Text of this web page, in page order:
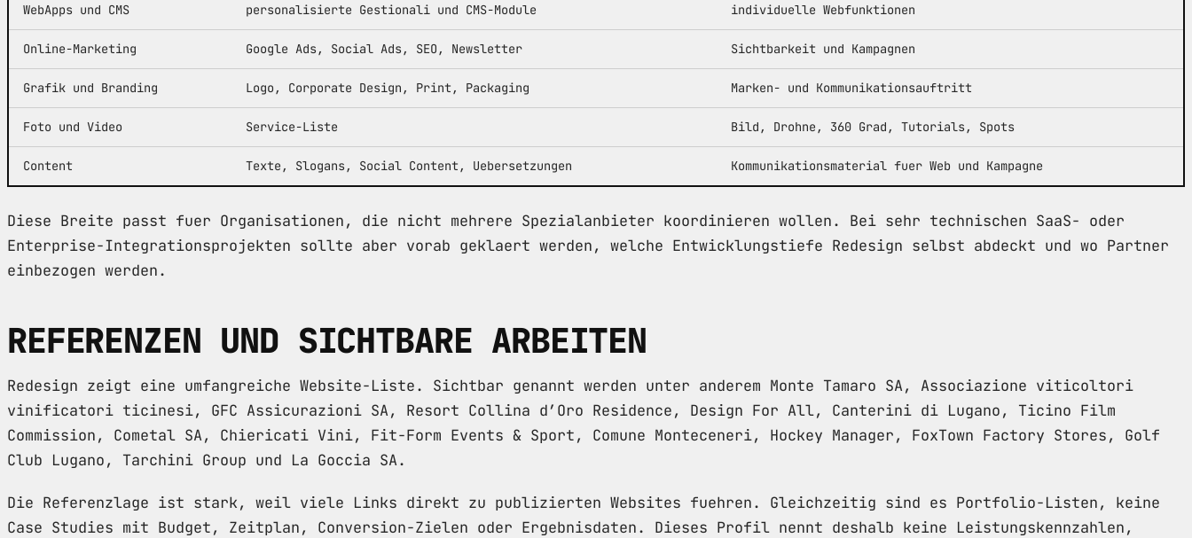
WebApps und CMS personalisierte Gestionali und CMS-Module individuelle Webfunktionen
Online-Marketing Google Ads, Social Ads, SEO, Newsletter Sichtbarkeit und Kampagnen
Grafik und Branding Logo, Corporate Design, Print, Packaging Marken- und Kommunikationsauftritt
Foto und Video Service-Liste Bild, Drohne, 360 Grad, Tutorials, Spots
Content Texte, Slogans, Social Content, Uebersetzungen Kommunikationsmaterial fuer Web und Kampagne
Diese Breite passt fuer Organisationen, die nicht mehrere Spezialanbieter koordinieren wollen. Bei sehr technischen SaaS- oder
Enterprise-Integrationsprojekten sollte aber vorab geklaert werden, welche Entwicklungstiefe Redesign selbst abdeckt und wo Partner
einbezogen werden.
REFERENZEN UND SICHTBARE ARBEITEN
Redesign zeigt eine umfangreiche Website-Liste. Sichtbar genannt werden unter anderem Monte Tamaro SA, Associazione viticoltori
vinificatori ticinesi, GFC Assicurazioni SA, Resort Collina d’Oro Residence, Design For All, Canterini di Lugano, Ticino Film
Commission, Cometal SA, Chiericati Vini, Fit-Form Events & Sport, Comune Monteceneri, Hockey Manager, FoxTown Factory Stores, Golf
Club Lugano, Tarchini Group und La Goccia SA.
Die Referenzlage ist stark, weil viele Links direkt zu publizierten Websites fuehren. Gleichzeitig sind es Portfolio-Listen, keine
Case Studies mit Budget, Zeitplan, Conversion-Zielen oder Ergebnisdaten. Dieses Profil nennt deshalb keine Leistungskennzahlen,